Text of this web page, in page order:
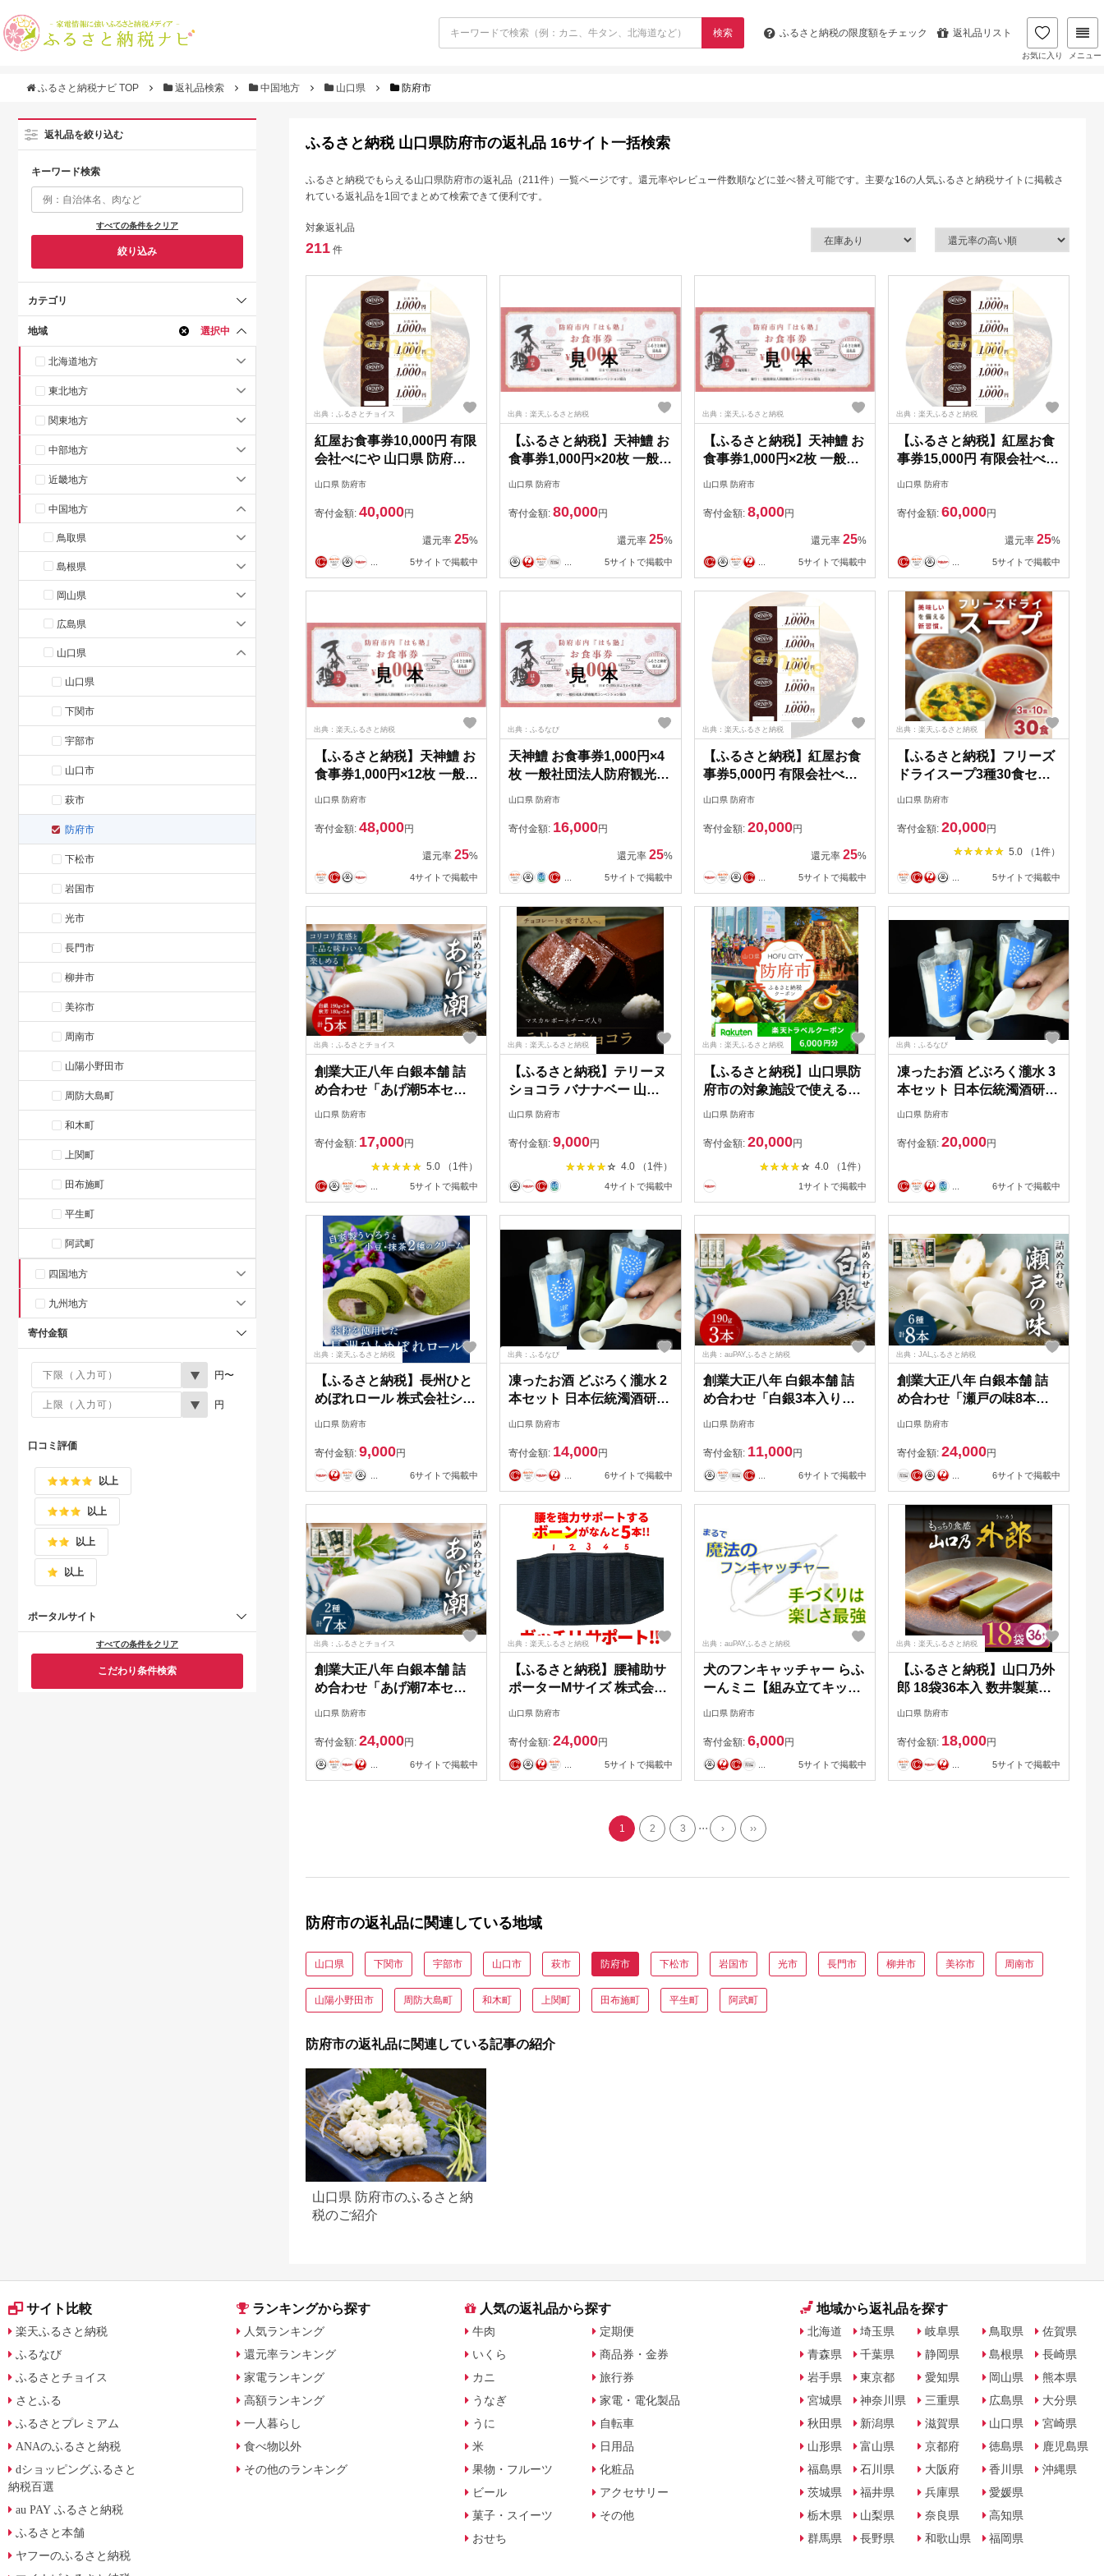
検索 ふるさと納税の限度額をチェック 返礼品リスト
お気に入り メニュー
ふるさと納税ナビ TOP 返礼品検索 中国地方 山口県 防府市
返礼品を絞り込む
キーワード検索
すべての条件をクリア
絞り込み
カテゴリ
地域 選択中
北海道地方
東北地方
関東地方
中部地方
近畿地方
中国地方
鳥取県
島根県
岡山県
広島県
山口県
山口県
下関市
宇部市
山口市
萩市
防府市
下松市
岩国市
光市
長門市
柳井市
美祢市
周南市
山陽小野田市
周防大島町
和木町
上関町
田布施町
平生町
阿武町
四国地方
九州地方
寄付金額
円〜
円
口コミ評価
以上
以上
以上
以上
ポータルサイト
すべての条件をクリア
こだわり条件検索
ふるさと納税 山口県防府市の返礼品 16サイト一括検索
ふるさと納税でもらえる山口県防府市の返礼品（211件）一覧ページです。還元率やレビュー件数順などに並べ替え可能です。主要な16の人気ふるさと納税サイトに掲載さ
れている返礼品を1回でまとめて検索できて便利です。
対象返礼品
211 件
出典：ふるさとチョイス
紅屋お食事券10,000円 有限
会社べにや 山口県 防府市
D36 ハンバーグ 専門店 老
チ ディナー テイクアウト
山口県 防府市
寄付金額: 40,000円
還元率25%
5サイトで掲載中
出典：楽天ふるさと納税
【ふるさと納税】天神鱧 お
食事券1,000円×20枚 一般社
団法人防府観光コンベンシ
H13 鱧 ハモ 魚介類 お食事
券 チケット グルメ 天然 国
産 山口 瀬戸内 観光 旅行
山口県 防府市
寄付金額:80,000円
還元率 25%
5サイトで掲載中
出典：楽天ふるさと納税
【ふるさと納税】天神鱧 お
食事券1,000円×2枚 一般社
団法人防府観光コンベンシ
H23 鱧 ハモ 魚介類 お食事
券 チケット グルメ 天然 国
産 山口 瀬戸内 観光 旅行
山口県 防府市
寄付金額: 8,000円
還元率 25%
5サイトで掲載中
出典：楽天ふるさと納税
【ふるさと納税】紅屋お食
事券15,000円 有限会社べに
や 山口県 防府市 F13 ハン
券 チケット ランチ ディナ
山口県 防府市
寄付金額: 60,000円
還元率 25%
5サイトで掲載中
出典：楽天ふるさと納税
【ふるさと納税】天神鱧 お
食事券1,000円×12枚 一般社
団法人防府観光コンベンシ
H04 鱧 ハモ 魚介類 お食事
券 チケット グルメ 天然 国
産 山口 瀬戸内 観光 旅行
山口県 防府市
寄付金額: 48,000円
還元率25%
4サイトで掲載中
出典：ふるなび
天神鱧 お食事券1,000円×4
枚 一般社団法人防府観光コ
ンベンション協会 山口県
類 お食事券 チケット グル
メ 天然 国産 山口 瀬戸内 観
山口県 防府市
寄付金額: 16,000円
還元率 25%
5サイトで掲載中
出典：楽天ふるさと納税
【ふるさと納税】紅屋お食
事券5,000円 有限会社べに
や 山口県 防府市 B55 ハン
券 チケット ランチ ディナ
山口県 防府市
寄付金額: 20,000円
還元率 25%
5サイトで掲載中
出典：楽天ふるさと納税
【ふるさと納税】フリーズ
ドライスープ3種30食セッ
ト ハチ食品株式会社 山口
合わせ セット インスタン
ト 洋風 たまご オニオン ト
山口県 防府市
寄付金額: 20,000円
5.0 （1件）
5サイトで掲載中
出典：ふるさとチョイス
創業大正八年 白銀本舗 詰
め合わせ「あげ潮5本セッ
ト」 株式会社杉本利兵衛本
まぼこ 蒲鉾 練り物 白身魚
焼き抜き 焼き抜きかまぼこ
詰め合わせ 贈り物 贈答 山
山口県 防府市
寄付金額: 17,000円
5.0 （1件）
5サイトで掲載中
出典：楽天ふるさと納税
【ふるさと納税】テリーヌ
ショコラ バナナベー 山口
県 防府市 O-I60 テリーヌシ
マスカルポーネ なめらか
チョコ スイーツ ギフト 贈
り物 お取り寄せ
山口県 防府市
寄付金額:9,000円
4.0 （1件）
4サイトで掲載中
出典：楽天ふるさと納税
【ふるさと納税】山口県防
府市の対象施設で使える楽
天トラベルクーポン B46 寄
6,000円分)
山口県 防府市
寄付金額: 20,000円
4.0 （1件）
1サイトで掲載中
出典：ふるなび
凍ったお酒 どぶろく瀧水 3
本セット 日本伝統濁酒研究
所 山口県 防府市 B50 どぶ
食品 乳酸菌 酵母 日本酒 地
山口県 防府市
寄付金額: 20,000円
6サイトで掲載中
出典：楽天ふるさと納税
【ふるさと納税】長州ひと
めぼれロール 株式会社シ
ェ・モム 山口県 防府市 O-
ういろう 米粉 スイーツ 菓
子 デザート 和洋折衷 もち
もち
山口県 防府市
寄付金額: 9,000円
6サイトで掲載中
出典：ふるなび
凍ったお酒 どぶろく瀧水 2
本セット 日本伝統濁酒研究
所 山口県 防府市 A-D52 ど
酵食品 乳酸菌 酵母 日本酒
地酒 濁り酒 冷凍 冷酒 ギフ
ト
山口県 防府市
寄付金額: 14,000円
6サイトで掲載中
出典：auPAYふるさと納税
創業大正八年 白銀本舗 詰
め合わせ「白銀3本入り」
株式会社杉本利兵衛本店 山
こ 蒲鉾 焼き抜き 練り物 白
身魚 老舗 山口名産 特産品
贈り物 おつまみ
山口県 防府市
寄付金額: 11,000円
6サイトで掲載中
出典：JALふるさと納税
創業大正八年 白銀本舗 詰
め合わせ「瀬戸の味8本セ
ット」 株式会社杉本利兵衛
かまぼこ ちくわ 焼き抜き
練り物 セット 詰め合わせ
贈答 木くらげ 卵 おつまみ
お取り寄せ
山口県 防府市
寄付金額: 24,000円
6サイトで掲載中
出典：ふるさとチョイス
創業大正八年 白銀本舗 詰
め合わせ「あげ潮7本セッ
ト」 株式会社杉本利兵衛本
まぼこ 蒲鉾 練り物 白身魚
焼き抜き 焼き抜きかまぼこ
詰め合わせ 贈り物 贈答 山
山口県 防府市
寄付金額: 24,000円
6サイトで掲載中
出典：楽天ふるさと納税
【ふるさと納税】腰補助サ
ポーターMサイズ 株式会社
シーエス 山口県 防府市 B-
ト コルセット 二重ベルト
蒸れない メッシュ 腰用 サ
ポート 幅広 姿勢 介護 日本
山口県 防府市
寄付金額:24,000円
5サイトで掲載中
出典：auPAYふるさと納税
犬のフンキャッチャー らふ
ーんミニ【組み立てキッ
ト】身長170cm以下限定 自
國信商店 山口県 防府市 O-
F22 犬 散歩 ウンチ取り 腰
痛防止 便利グッズ ペット
山口県 防府市
寄付金額: 6,000円
5サイトで掲載中
出典：楽天ふるさと納税
【ふるさと納税】山口乃外
郎 18袋36本入 数井製菓株
式会社 山口県 防府市 A-
菓子 老舗 詰め合わせ 贈り
物 ギフト もちもち わらび
粉 小豆
山口県 防府市
寄付金額: 18,000円
5サイトで掲載中
1 2 3 ... › ››
防府市の返礼品に関連している地域
山口県 下関市 宇部市 山口市 萩市 防府市 下松市 岩国市 光市 長門市 柳井市 美祢市 周南市
山陽小野田市 周防大島町 和木町 上関町 田布施町 平生町 阿武町
防府市の返礼品に関連している記事の紹介
山口県 防府市のふるさと納
税のご紹介
サイト比較
楽天ふるさと納税
ふるなび
ふるさとチョイス
さとふる
ふるさとプレミアム
ANAのふるさと納税
dショッピングふるさと
納税百選
au PAY ふるさと納税
ふるさと本舗
ヤフーのふるさと納税
ランキングから探す
人気ランキング
還元率ランキング
家電ランキング
高額ランキング
一人暮らし
食べ物以外
その他のランキング
人気の返礼品から探す
牛肉
いくら
カニ
うなぎ
うに
米
果物・フルーツ
ビール
菓子・スイーツ
おせち
定期便
商品券・金券
旅行券
家電・電化製品
自転車
日用品
化粧品
アクセサリー
その他
地域から返礼品を探す
北海道
青森県
岩手県
宮城県
秋田県
山形県
福島県
茨城県
栃木県
群馬県
埼玉県
千葉県
東京都
神奈川県
新潟県
富山県
石川県
福井県
山梨県
長野県
岐阜県
静岡県
愛知県
三重県
滋賀県
京都府
大阪府
兵庫県
奈良県
和歌山県
鳥取県
島根県
岡山県
広島県
山口県
徳島県
香川県
愛媛県
高知県
福岡県
佐賀県
長崎県
熊本県
大分県
宮崎県
鹿児島県
沖縄県